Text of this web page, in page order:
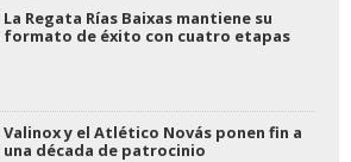
La Regata Rías Baixas mantiene su
formato de éxito con cuatro etapas
Valinox y el Atlético Novás ponen fin a
una década de patrocinio